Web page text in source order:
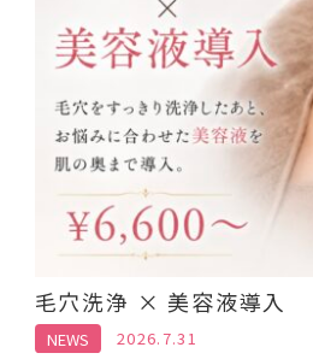
毛穴洗浄 × 美容液導入
NEWS 2026.7.31